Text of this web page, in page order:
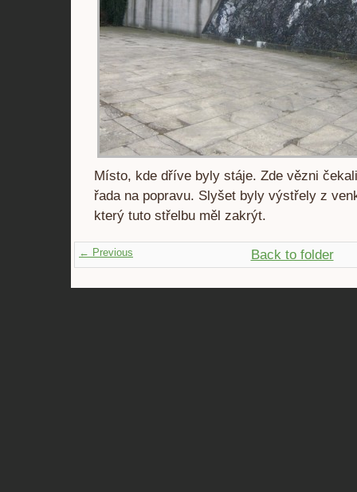
Místo, kde dříve byly stáje. Zde vězni
řada na popravu. Slyšet byly výstřely z
který tuto střelbu měl zakrýt.
← Previous Back to folder